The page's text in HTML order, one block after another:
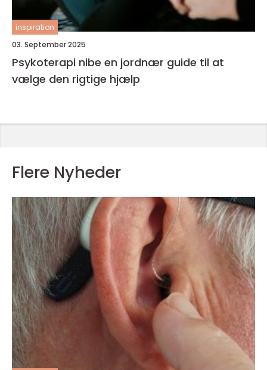
inspiration
03. September 2025
Psykoterapi nibe en jordnær guide til at
vælge den rigtige hjælp
Flere Nyheder